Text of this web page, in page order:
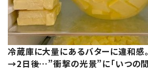
冷蔵庫に大量にあるバターに違和感。
→2日後…”衝撃の光景”に「いつの間